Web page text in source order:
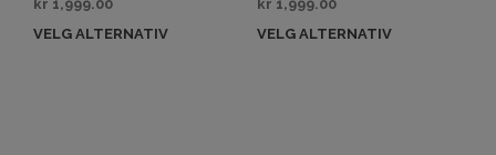
kr 1,999.00
VELG ALTERNATIV
kr 1,999.00
VELG ALTERNATIV